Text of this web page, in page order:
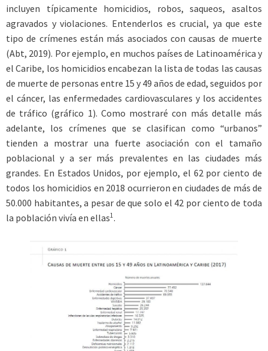
incluyen típicamente homicidios, robos, saqueos, asaltos
agravados y violaciones. Entenderlos es crucial, ya que este
tipo de crímenes están más asociados con causas de muerte
(Abt, 2019). Por ejemplo, en muchos países de Latinoamérica y
el Caribe, los homicidios encabezan la lista de todas las causas
de muerte de personas entre 15 y 49 años de edad, seguidos por
el cáncer, las enfermedades cardiovasculares y los accidentes
de tráfico (gráfico 1). Como mostraré con más detalle más
adelante, los crímenes que se clasifican como “urbanos”
tienden a mostrar una fuerte asociación con el tamaño
poblacional y a ser más prevalentes en las ciudades más
grandes. En Estados Unidos, por ejemplo, el 62 por ciento de
todos los homicidios en 2018 ocurrieron en ciudades de más de
50.000 habitantes, a pesar de que solo el 42 por ciento de toda
la población vivía en ellas1.